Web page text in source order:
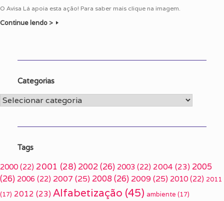
O Avisa Lá apoia esta ação! Para saber mais clique na imagem.
Continue lendo >
Categorias
Categorias
Tags
2000 (22) 2001 (28) 2002(26) 2003 (22) 2004 (23) 2005
(26) 2006 (22) 2007 (25) 2008(26) 2009(25) 2010 (22) 2011
(17) 2012 (23) Alfabetização (45) ambiente (17)